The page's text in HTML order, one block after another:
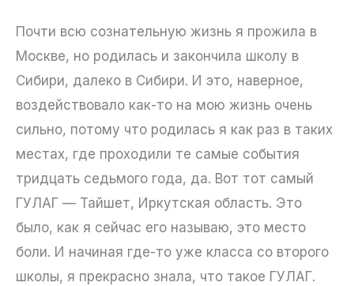
Почти всю сознательную жизнь я прожила в
Москве, но родилась и закончила школу в
Сибири, далеко в Сибири. И это, наверное,
воздействовало как-то на мою жизнь очень
сильно, потому что родилась я как раз в таких
местах, где проходили те самые события
тридцать седьмого года, да. Вот тот самый
ГУЛАГ — Тайшет, Иркутская область. Это
было, как я сейчас его называю, это место
боли. И начиная где-то уже класса со второго
школы, я прекрасно знала, что такое ГУЛАГ.